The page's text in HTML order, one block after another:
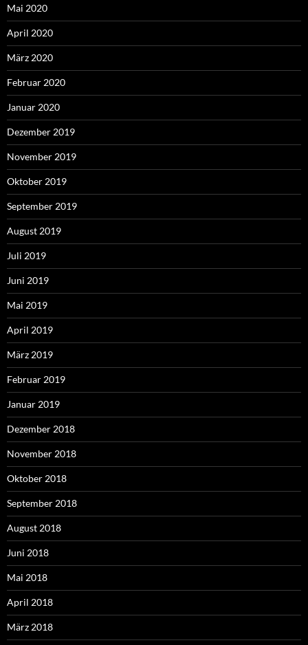
Mai 2020
April 2020
März 2020
Februar 2020
Januar 2020
Dezember 2019
November 2019
Oktober 2019
September 2019
August 2019
Juli 2019
Juni 2019
Mai 2019
April 2019
März 2019
Februar 2019
Januar 2019
Dezember 2018
November 2018
Oktober 2018
September 2018
August 2018
Juni 2018
Mai 2018
April 2018
März 2018